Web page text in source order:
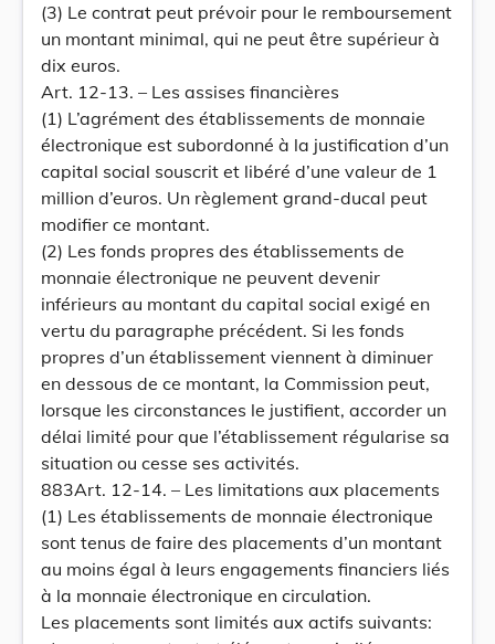
(3) Le contrat peut prévoir pour le remboursement
un montant minimal, qui ne peut être supérieur à
dix euros.
Art. 12-13. – Les assises financières
(1) L’agrément des établissements de monnaie
électronique est subordonné à la justification d’un
capital social souscrit et libéré d’une valeur de 1
million d’euros. Un règlement grand-ducal peut
modifier ce montant.
(2) Les fonds propres des établissements de
monnaie électronique ne peuvent devenir
inférieurs au montant du capital social exigé en
vertu du paragraphe précédent. Si les fonds
propres d’un établissement viennent à diminuer
en dessous de ce montant, la Commission peut,
lorsque les circonstances le justifient, accorder un
délai limité pour que l’établissement régularise sa
situation ou cesse ses activités.
883Art. 12-14. – Les limitations aux placements
(1) Les établissements de monnaie électronique
sont tenus de faire des placements d’un montant
au moins égal à leurs engagements financiers liés
à la monnaie électronique en circulation.
Les placements sont limités aux actifs suivants: